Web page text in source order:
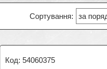
54060375